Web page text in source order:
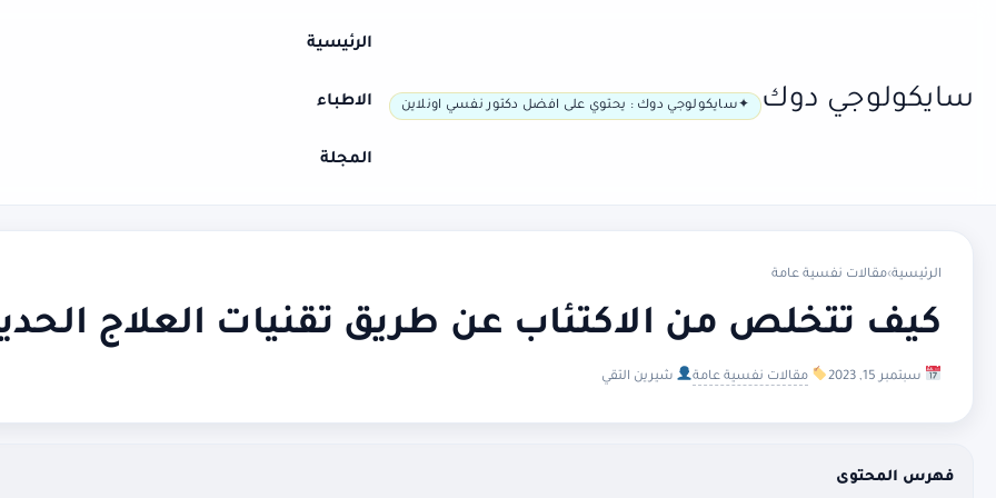
سايكولوجي دوك سايكولوجي دوك : يحتوي على افضل دكتور نفسي اونلاين
الرئيسية
الاطباء
المجلة
الرئيسية›مقالات نفسية عامة
كيف تتخلص من الاكتئاب عن طريق تقنيات العلاج
سبتمبر 15, 2023 مقالات نفسية عامة شيرين التقي
فهرس المحتوى